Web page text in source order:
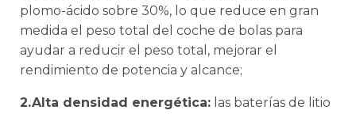
plomo-ácido sobre 30%, lo que reduce en gran
medida el peso total del coche de bolas para
ayudar a reducir el peso total, mejorar el
rendimiento de potencia y alcance;
2.Alta densidad energética: las baterías de litio